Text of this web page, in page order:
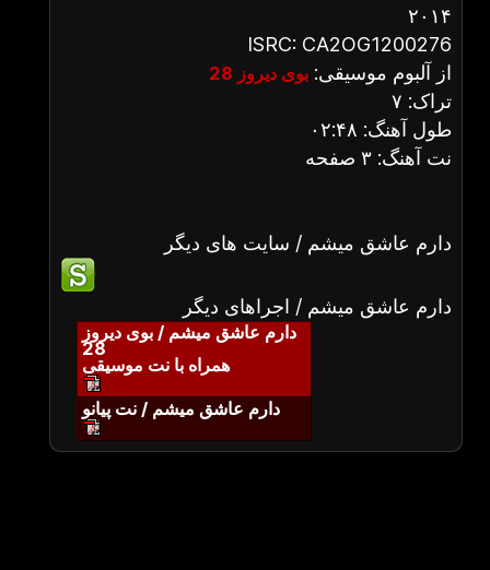
۲۰۱۴
ISRC: CA2OG1200276
از آلبوم موسیقی: بوی دیروز 28
تراک: ۷
طول آهنگ: ۰۲:۴۸
نت آهنگ: ۳ صفحه
دارم عاشق میشم / سایت های دیگر
دارم عاشق میشم / اجراهای دیگر
دارم عاشق میشم / بوی دیروز
28
همراه با نت موسیقی
دارم عاشق میشم / نت پیانو